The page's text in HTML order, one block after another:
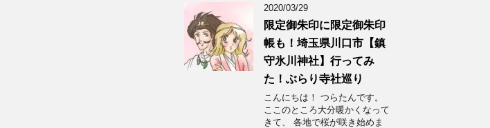
2020/03/29
限定御朱印に限定御朱印
帳も！埼玉県川口市【鎮
守氷川神社】行ってみ
た！ぶらり寺社巡り
こんにちは！ つらたんです。
ここのところ大分暖かくなって
きて、 各地で桜が咲き始めま